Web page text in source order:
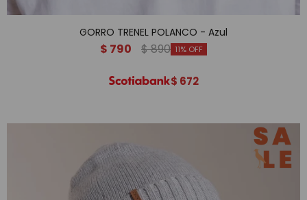
GORRO TRENEL POLANCO - Azul
$ 790 $890 11
$ 672